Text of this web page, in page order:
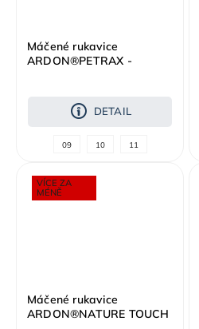
Máčené rukavice
ARDON®PETRAX -
DETAIL
09 10 11
VÍCE ZA
MÉNĚ
Máčené rukavice
ARDON®NATURE TOUCH